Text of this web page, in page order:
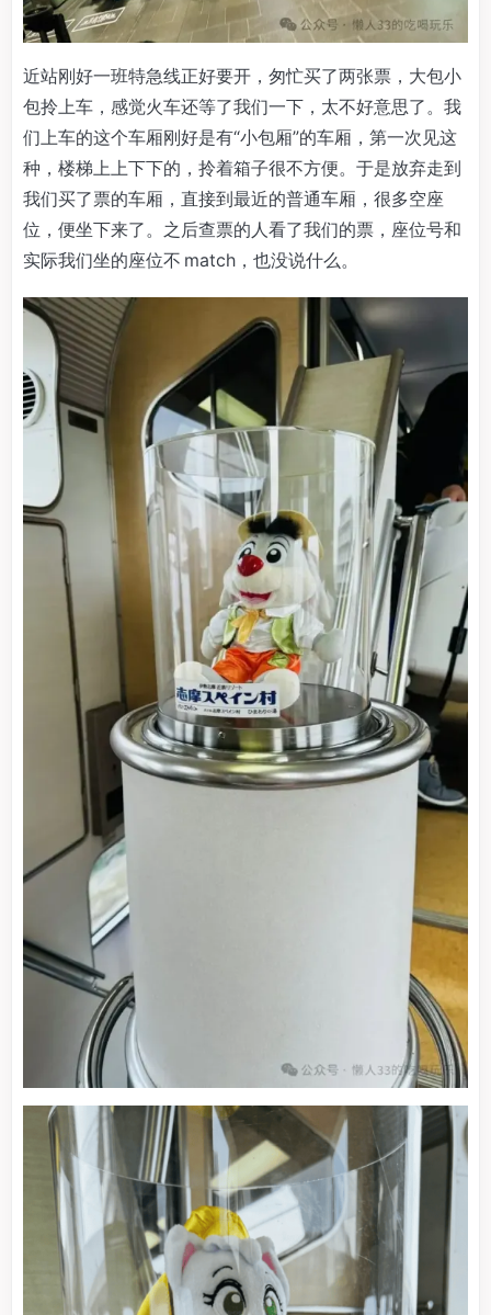
近站刚好一班特急线正好要开，匆忙买了两张票，大包小
包拎上车，感觉火车还等了我们一下，太不好意思了。我
们上车的这个车厢刚好是有“小包厢”的车厢，第一次见这
种，楼梯上上下下的，拎着箱子很不方便。于是放弃走到
我们买了票的车厢，直接到最近的普通车厢，很多空座
位，便坐下来了。之后查票的人看了我们的票，座位号和
实际我们坐的座位不 match，也没说什么。